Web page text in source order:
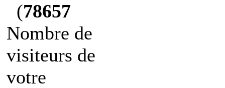
(78657
Nombre de
visiteurs de
votre